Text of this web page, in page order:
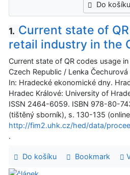
Do košíku
1. Current state of
retail industry in the
Current state of QR codes usage
Czech Republic / Lenka Čechurová
In: Hradecké ekonomické dny.
Hradec Králové: University of
ISSN 2464-6059. ISBN 978-80-
(tištěný sborník), s. 130-135
http://fim2.uhk.cz/hed/data/
.
Do košíku Bookmark